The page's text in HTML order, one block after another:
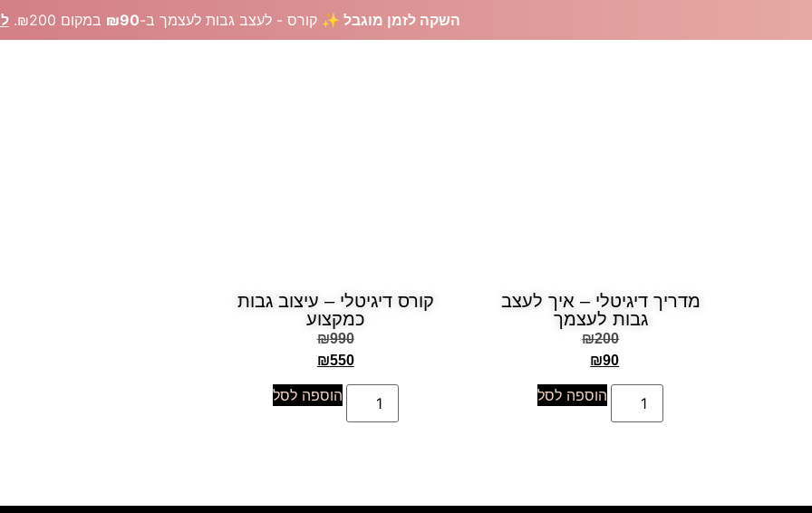
השקה לזמן מוגבל ✨ קורס - לעצב גבות לעצמך ב-₪90 במקום ₪200.
מדריך דיגיטלי – איך לעצב
גבות לעצמך
₪200
₪90
הוספה לסל
קורס דיגיטלי – עיצוב גבות
כמקצוע
₪990
₪550
הוספה לסל